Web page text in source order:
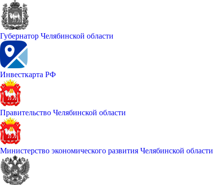
Губернатор Челябинской области
Инвесткарта РФ
Правительство Челябинской области
Министерство экономического развития Челябинской области